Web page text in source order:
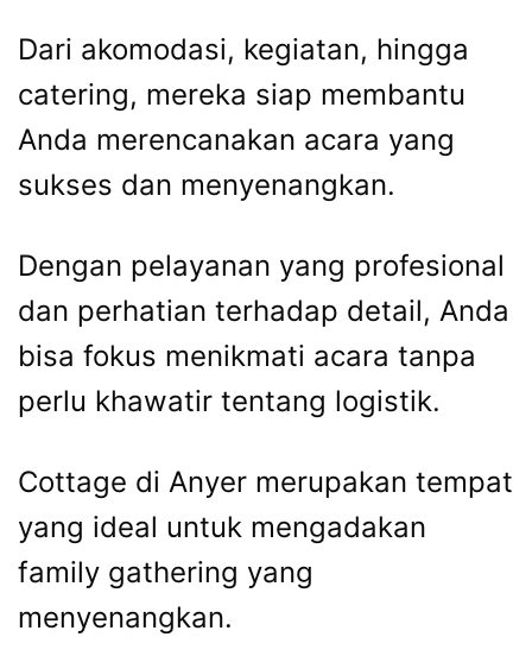
Dari akomodasi, kegiatan, hingga
catering, mereka siap membantu
Anda merencanakan acara yang
sukses dan menyenangkan.
Dengan pelayanan yang profesional
dan perhatian terhadap detail, Anda
bisa fokus menikmati acara tanpa
perlu khawatir tentang logistik.
Cottage di Anyer merupakan tempat
yang ideal untuk mengadakan
family gathering yang
menyenangkan.